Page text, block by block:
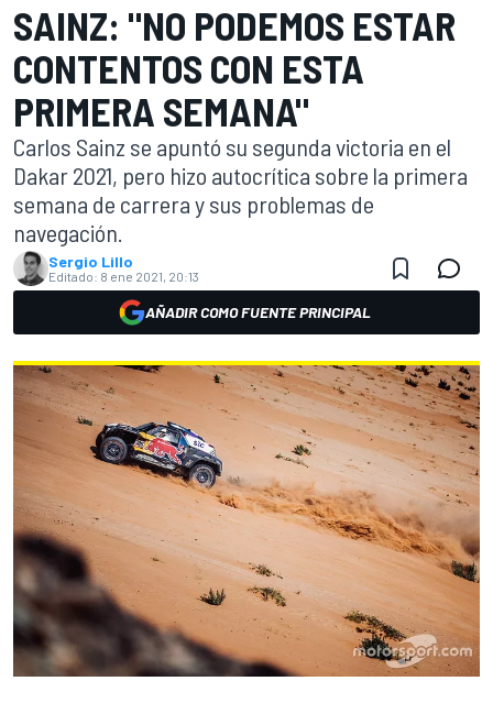
SAINZ: "NO PODEMOS ESTAR
CONTENTOS CON ESTA
PRIMERA SEMANA"
Carlos Sainz se apuntó su segunda victoria en el
Dakar 2021, pero hizo autocrítica sobre la primera
semana de carrera y sus problemas de
navegación.
Sergio Lillo
Editado: 8 ene 2021, 20:13
AÑADIR COMO FUENTE PRINCIPAL